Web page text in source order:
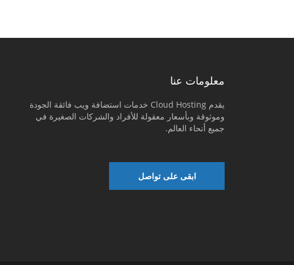
معلومات عنا
يقدم Cloud Hosting خدمات استضافة ويب فائقة الجودة
وموثوقة وبأسعار معقولة للأفراد والشركات الصغيرة في
جميع أنحاء العالم.
ابقى على تواصل